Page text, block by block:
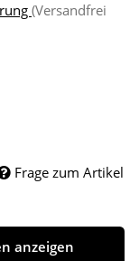
(Versandfrei
Frage zum Artikel
anzeigen